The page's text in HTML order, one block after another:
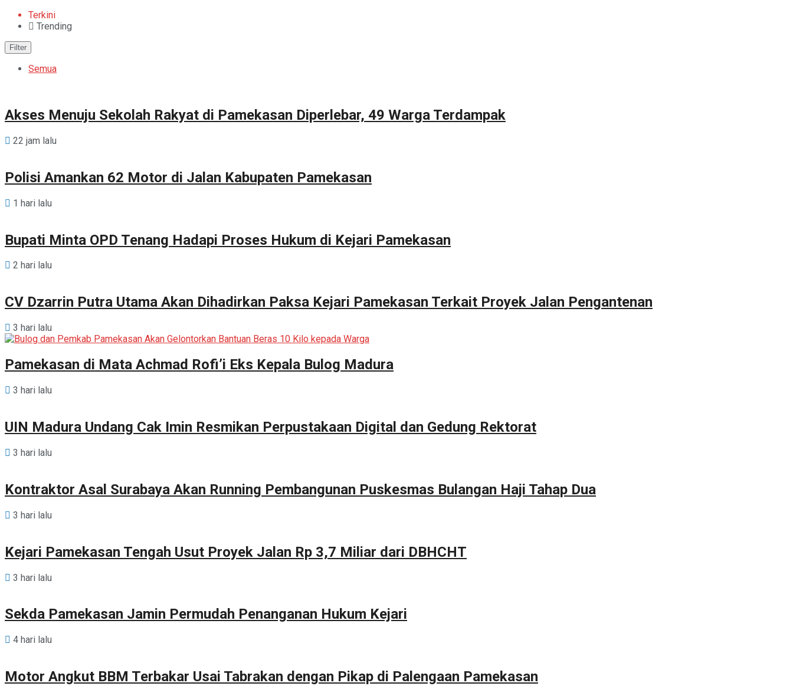
Terkini
Trending
Filter
Semua
Akses Menuju Sekolah Rakyat di Pamekasan Diperlebar, 49 Warga Terdampak
22 jam lalu
Polisi Amankan 62 Motor di Jalan Kabupaten Pamekasan
1 hari lalu
Bupati Minta OPD Tenang Hadapi Proses Hukum di Kejari Pamekasan
2 hari lalu
CV Dzarrin Putra Utama Akan Dihadirkan Paksa Kejari Pamekasan Terkait Proyek Jalan Pengantenan
3 hari lalu
Pamekasan di Mata Achmad Rofi’i Eks Kepala Bulog Madura
3 hari lalu
UIN Madura Undang Cak Imin Resmikan Perpustakaan Digital dan Gedung Rektorat
3 hari lalu
Kontraktor Asal Surabaya Akan Running Pembangunan Puskesmas Bulangan Haji Tahap Dua
3 hari lalu
Kejari Pamekasan Tengah Usut Proyek Jalan Rp 3,7 Miliar dari DBHCHT
3 hari lalu
Sekda Pamekasan Jamin Permudah Penanganan Hukum Kejari
4 hari lalu
Motor Angkut BBM Terbakar Usai Tabrakan dengan Pikap di Palengaan Pamekasan